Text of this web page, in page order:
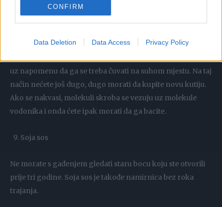
CONFIRM
Data Deletion Data Access Privacy Policy
ulja neće trajati ni približno tako dugo.
uz napomenu da ga se treba čuvati na suhom mjestu. Na taj
način nećete još dugo, dugo morati da kupite novu kutiju.
Ako se nakvasi, molekuli skroba se vezuju uz molekule
vodonika i onda ćete ipak morati da ga bacite.
Soja sos
Ne morate s gađenjem gledati staru bocu koju ste otvorili
prije tri godine. Soja sos je takođe namirnica bez roka
trajanja.